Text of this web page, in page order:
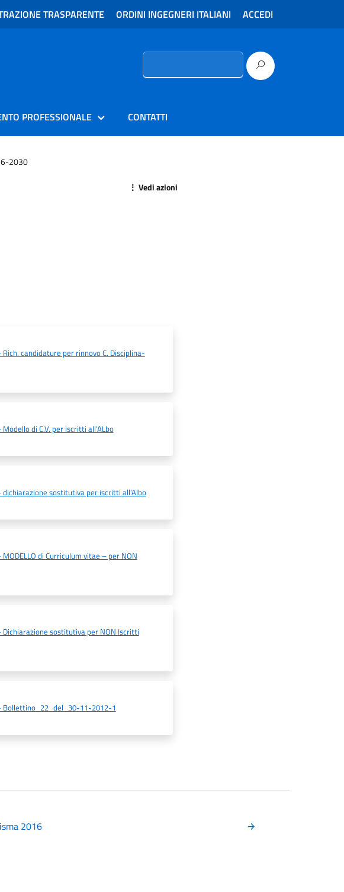
TRASPARENTE ORDINI INGEGNERI ITALIANI ACCEDI
Ricerca
PROFESSIONALE CONTATTI
2030
⋮ Vedi azioni
– Rich. candidature per rinnovo C. Disciplina-
Modello di C.V. per iscritti all’ALbo
– dichiarazione sostitutiva per iscritti all’Albo
MODELLO di Curriculum vitae – per NON
– Dichiarazione sostitutiva per NON Iscritti
– Bollettino_22_del_30-11-2012-1
2016